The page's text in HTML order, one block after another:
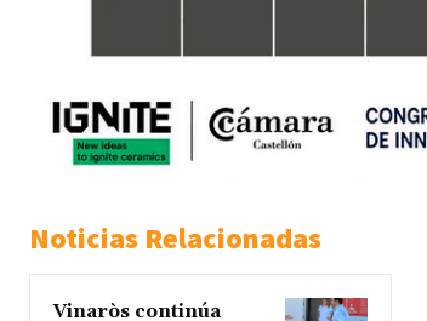
Noticias Relacionadas
Vinaròs continúa